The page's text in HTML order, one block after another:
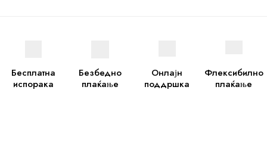
Бесплатна
испорака
Безбедно
плаќање
Онлајн
поддршка
Флексибилно
плаќање